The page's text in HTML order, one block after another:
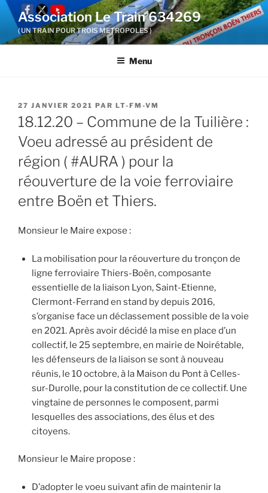
Aller
contenu
Association Le Train 634269
( UN TRAIN POUR TROIS METROPOLES )
Menu
PUBLIÉ
LE
27 JANVIER 2021 PAR LT-FM-VM
18.12.20 – Commune de la Tuilière :
Voeu adressé au président de
région ( #AURA ) pour la
réouverture de la voie ferroviaire
entre Boën et Thiers.
Monsieur le Maire expose :
La mobilisation pour la réouverture du tronçon de
ligne ferroviaire Thiers-Boën, composante
essentielle de la liaison Lyon, Saint-Etienne,
Clermont-Ferrand en stand by depuis 2016,
s’organise face un déclassement possible de la voie
en 2021. Après avoir décidé la mise en place d’un
collectif, le 25 septembre, en mairie de Noirétable,
les défenseurs de la liaison se sont à nouveau
réunis, le 10 octobre, à la Maison du Pont à Celles-
sur-Durolle, pour la constitution de ce collectif. Une
vingtaine de personnes le composent, parmi
lesquelles des associations, des élus et des
citoyens.
Monsieur le Maire propose :
D’adopter le voeu suivant afin de maintenir la